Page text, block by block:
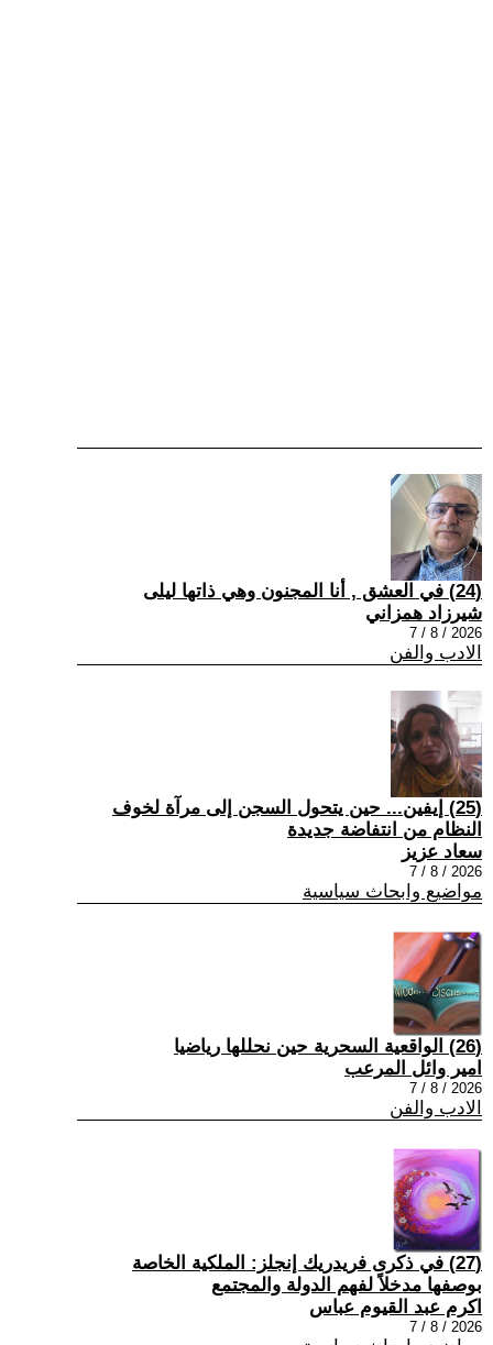
(24) في العشق , أنا المجنون وهي ذاتها ليلى
شيرزاد همزاني
2026 / 8 / 7
الادب والفن
(25) إيفين... حين يتحول السجن إلى مرآة لخوف
النظام من انتفاضة جديدة
سعاد عزيز
2026 / 8 / 7
مواضيع وابحاث سياسية
(26) الواقعية السحرية حين نحللها رياضيا
امير وائل المرعب
2026 / 8 / 7
الادب والفن
(27) في ذكرى فريدريك إنجلز: الملكية الخاصة
بوصفها مدخلاً لفهم الدولة والمجتمع
اكرم عبد القيوم عباس
2026 / 8 / 7